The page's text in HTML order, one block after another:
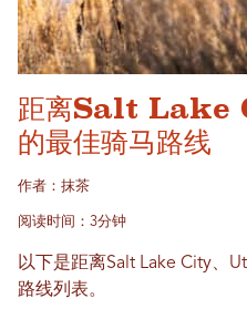
距离Salt Lake
的最佳骑马路线
作者：抹茶
阅读时间：3分钟
以下是距离Salt Lake City、
路线列表。